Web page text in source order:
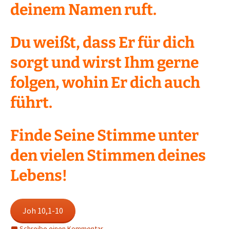
deinem Namen ruft.
Du weißt, dass Er für dich
sorgt und wirst Ihm gerne
folgen, wohin Er dich auch
führt.
Finde Seine Stimme unter
den vielen Stimmen deines
Lebens!
Joh 10,1-10